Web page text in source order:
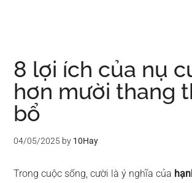
8 lợi ích của nụ
hơn mười thang
bổ
04/05/2025 by 10Hay
Trong cuộc sống, cười là ý nghĩa của